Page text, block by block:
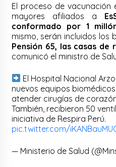
El proceso de
mayores afiliados a
conformado por 1
mismo, serán incluidos los
Pensión 65, las casas de
comunicó el ministro de
El Hospital Nacional
nuevos equipos
atender cirugías de
También, recibieron 50
iniciativa de Respira Perú.
pic.twitter.com/
— Ministerio de Salud